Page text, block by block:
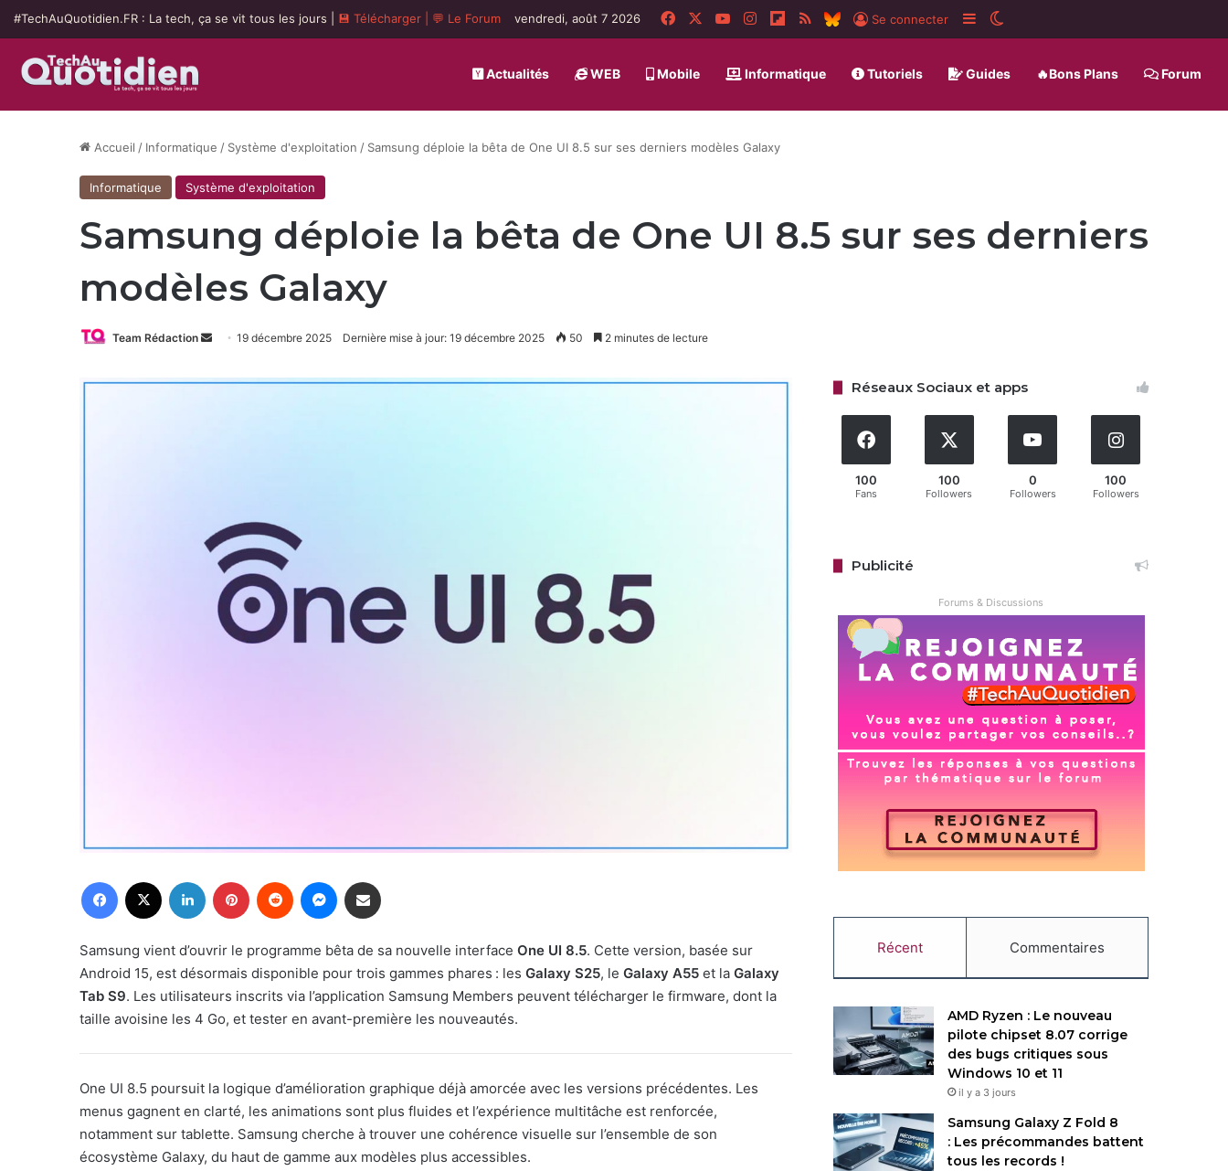
#TechAuQuotidien.FR : La tech, ça se vit tous les jours | 💾 Télécharger 💬 Le Forum vendredi, août 7 2026 FacebookYouTubeInstagramFlipboard
RSS BlueSky
Se connecter Sidebar (barre latérale)
Actualités WEB Mobile Informatique Tutoriels Guides 🔥Bons Plans Forum
Accueil / Informatique / Système d'exploitation / Samsung déploie la bêta de One UI 8.5 sur ses derniers modèles Galaxy
Informatique Système d'exploitation
Samsung déploie la bêta de One UI 8.5 sur ses derniers
modèles Galaxy
Team Rédaction
Envoyer
courriel
19 décembre 2025 Dernière mise à jour: 19 décembre 2025 50 2 minutes de lecture
Facebook Linkedin Pinterest Reddit Messenger
Samsung vient d’ouvrir le programme bêta de sa nouvelle interface One UI 8.5. Cette version, basée sur
Android 15, est désormais disponible pour trois gammes phares : les Galaxy S25, le Galaxy A55 et la Galaxy
Tab S9. Les utilisateurs inscrits via l’application Samsung Members peuvent télécharger le firmware, dont la
taille avoisine les 4 Go, et tester en avant-première les nouveautés.
One UI 8.5 poursuit la logique d’amélioration graphique déjà amorcée avec les versions précédentes. Les
menus gagnent en clarté, les animations sont plus fluides et l’expérience multitâche est renforcée,
notamment sur tablette. Samsung cherche à trouver une cohérence visuelle sur l’ensemble de son
écosystème Galaxy, du haut de gamme aux modèles plus accessibles.
Réseaux Sociaux et apps
100
Fans
100
Followers
0
Followers
100
Followers
Publicité
Forums & Discussions
Récent Commentaires
AMD Ryzen : Le nouveau
pilote chipset 8.07 corrige
des bugs critiques sous
Windows 10 et 11
il y a 3 jours
Samsung Galaxy Z Fold 8
: Les précommandes battent
tous les records !